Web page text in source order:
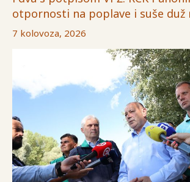
otpornosti na poplave i suše duž
7 kolovoza, 2026